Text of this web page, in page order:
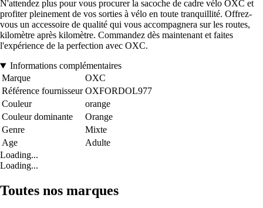
N'attendez plus pour vous procurer la sacoche de cadre vélo OXC et
profiter pleinement de vos sorties à vélo en toute tranquillité. Offrez-
vous un accessoire de qualité qui vous accompagnera sur les routes,
kilomètre après kilomètre. Commandez dès maintenant et faites
l'expérience de la perfection avec OXC.
Informations complémentaires
Marque
OXC
Référence fournisseur OXFORDOL977
Couleur
orange
Couleur dominante
Orange
Genre
Mixte
Age
Adulte
Loading...
Loading...
Toutes nos marques